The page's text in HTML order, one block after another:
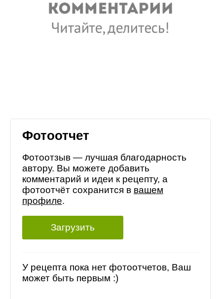
Фотоотчет
Фотоотзыв — лучшая благодарность
автору. Вы можете добавить
комментарий и идеи к рецепту, а
фотоотчёт сохранится в вашем
профиле.
Загрузить
У рецепта пока нет фотоотчетов, Ваш
может быть первым :)